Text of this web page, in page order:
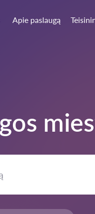
Apie paslaugą